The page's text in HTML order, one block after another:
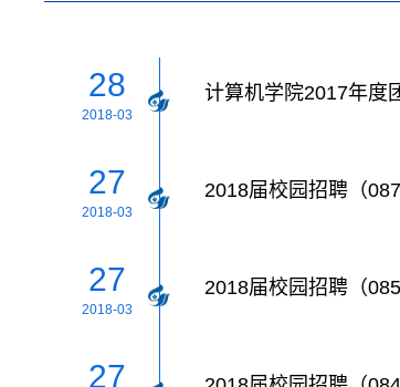
28
2018-03
计算机学院2017年度
27
2018-03
2018届校园招聘（
27
2018-03
2018届校园招聘（
27